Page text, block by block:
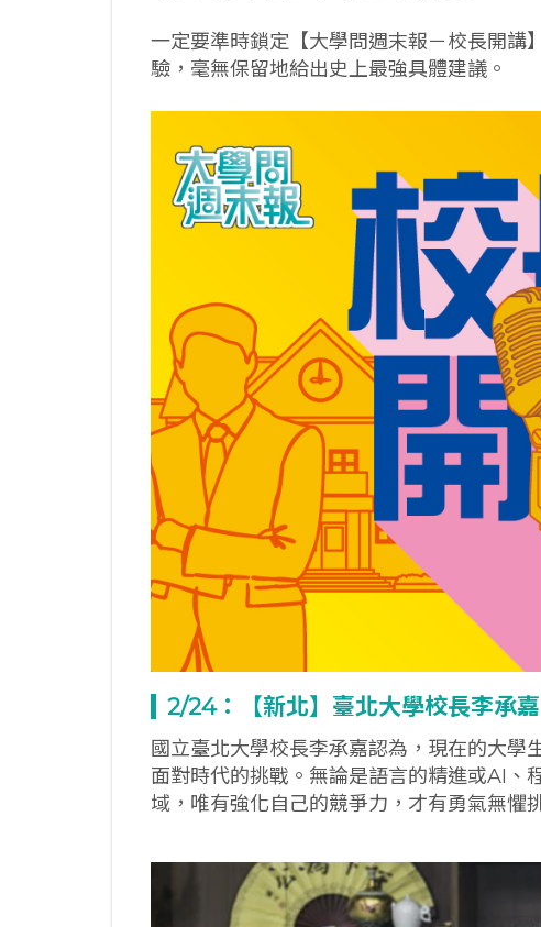
一定要準時鎖定【大學問週末報－校長開講
驗，毫無保留地給出史上最強具體建議。
2/24： 【新北】臺北大學校長李承
國立臺北大學校長李承嘉認為，現在的大學
面對時代的挑戰。無論是語言的精進或AI、
域，唯有強化自己的競爭力，才有勇氣無懼